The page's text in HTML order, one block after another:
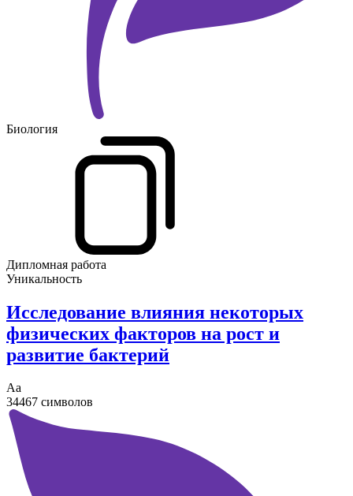
Биология
Дипломная работа
Уникальность
Исследование влияния некоторых
физических факторов на рост и
развитие бактерий
Аа
34467 символов